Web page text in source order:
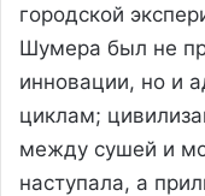
городской
Шумера был не
инновации, но и
циклам;
между сушей и
наступала, а